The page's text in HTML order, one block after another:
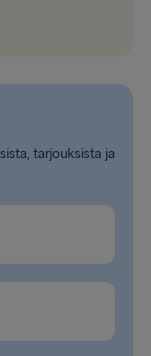
tarjouksista ja